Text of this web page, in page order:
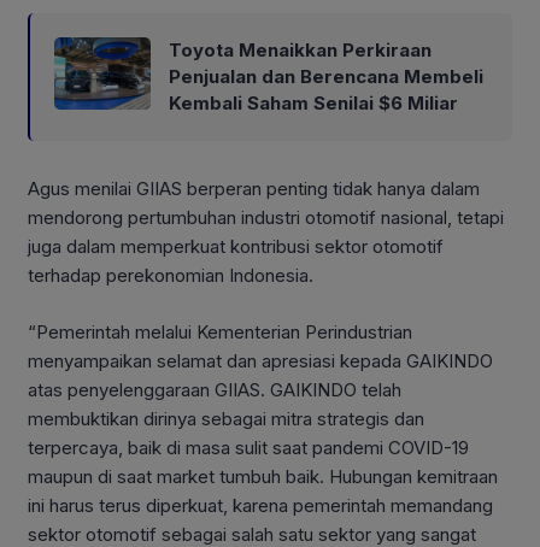
Toyota Menaikkan Perkiraan
Penjualan dan Berencana Membeli
Kembali Saham Senilai $6 Miliar
Agus menilai GIIAS berperan penting tidak hanya dalam
mendorong pertumbuhan industri otomotif nasional, tetapi
juga dalam memperkuat kontribusi sektor otomotif
terhadap perekonomian Indonesia.
“Pemerintah melalui Kementerian Perindustrian
menyampaikan selamat dan apresiasi kepada GAIKINDO
atas penyelenggaraan GIIAS. GAIKINDO telah
membuktikan dirinya sebagai mitra strategis dan
terpercaya, baik di masa sulit saat pandemi COVID-19
maupun di saat market tumbuh baik. Hubungan kemitraan
ini harus terus diperkuat, karena pemerintah memandang
sektor otomotif sebagai salah satu sektor yang sangat